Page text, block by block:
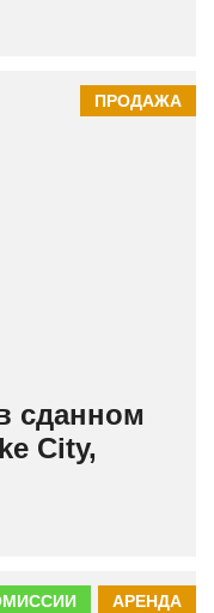
ПРОДАЖА
сданном
City,
АРЕНДА